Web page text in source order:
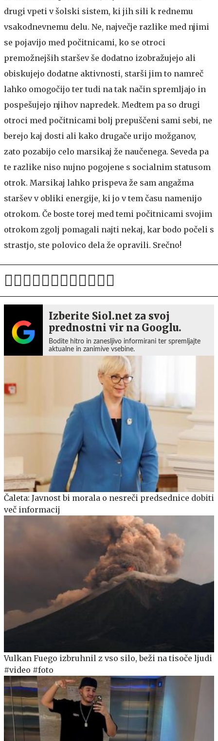
drugi vpeti v šolski sistem, ki jih sili k rednemu
vsakodnevnemu delu. Ne, največje razlike med njimi
se pojavijo med počitnicami, ko se otroci
premožnejših staršev še dodatno izobražujejo ali
obiskujejo dodatne aktivnosti, starši jim to namreč
lahko omogočijo ter tudi na tak način spremljajo in
pospešujejo njihov napredek. Medtem pa so drugi
otroci med počitnicami bolj prepuščeni sami sebi, ne
berejo kaj dosti ali kako drugače urijo možganov,
zato pozabijo celo marsikaj že naučenega. Seveda pa
te razlike niso nujno pogojene s socialnim statusom
otrok. Marsikaj lahko prispeva že sam angažma
staršev v obliki energije, ki jo v tem času namenijo
otrokom. Če boste torej med temi počitnicami svojim
otrokom zgolj pomagali najti nekaj, kar bodo počeli s
strastjo, ste polovico dela že opravili. Srečno!
Izberite Siol.net za svoj
prednostni vir na Googlu.
Bodite hitro in zanesljivo informirani ter spremljajte
aktualne in zanimive vsebine.
Čaleta: Javnost bi morala o nesreči predsednice dobiti
več informacij
Vulkan Fuego izbruhnil z vso silo, beži na tisoče ljudi
#video #foto